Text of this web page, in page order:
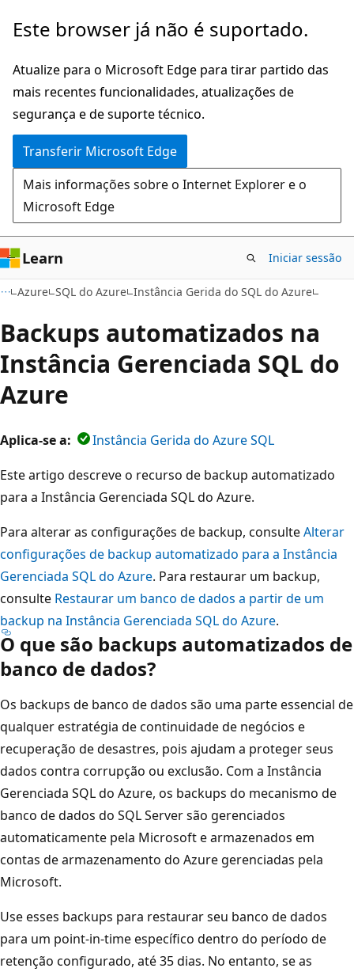
Saltar
o
conteúdo
principal
Este browser já não é suportado.
Atualize para o Microsoft Edge para tirar partido das
mais recentes funcionalidades, atualizações de
segurança e de suporte técnico.
Transferir Microsoft Edge
Mais informações sobre o Internet Explorer e o
Microsoft Edge
Learn Iniciar sessão
Azure SQL do Azure Instância Gerida do SQL do Azure
Backups automatizados na
Instância Gerenciada SQL do
Azure
Aplica-se a:
Instância Gerida do Azure SQL
Este artigo descreve o recurso de backup automatizado
para a Instância Gerenciada SQL do Azure.
Para alterar as configurações de backup, consulteAlterar
configurações de backup automatizado para a Instância
Gerenciada SQL do Azure. Para restaurar um backup,
consulte Restaurar um banco de dados a partir de um
backup na Instância Gerenciada SQL do Azure.
O que são backups automatizados de
banco de dados?
Os backups de banco de dados são uma parte essencial de
qualquer estratégia de continuidade de negócios e
recuperação de desastres, pois ajudam a proteger seus
dados contra corrupção ou exclusão. Com a Instância
Gerenciada SQL do Azure, os backups do mecanismo de
banco de dados do SQL Server são gerenciados
automaticamente pela Microsoft e armazenados em
contas de armazenamento do Azure gerenciadas pela
Microsoft.
Use esses backups para restaurar seu banco de dados
para um point-in-time específico dentro do período de
retenção configurado, até 35 dias. No entanto, se as